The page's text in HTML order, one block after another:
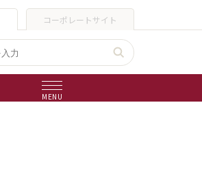
コーポレートサイト
MENU